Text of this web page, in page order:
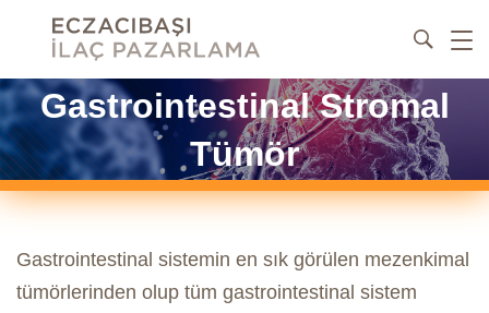
Gastrointestinal Stromal
Tümör
Gastrointestinal sistemin en sık görülen mezenkimal
tümörlerinden olup tüm gastrointestinal sistem